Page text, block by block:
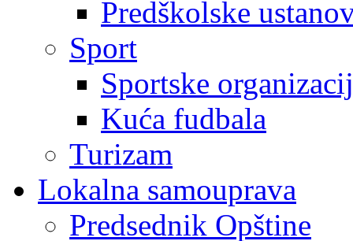
Predškolske
Sport
Sportske
Kuća fudbala
Turizam
Lokalna samouprava
Predsednik Opštine